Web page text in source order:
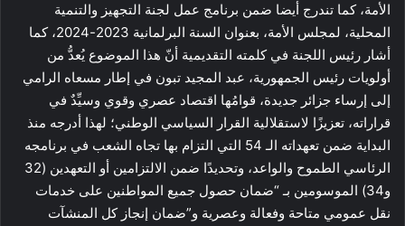
الأمة، كما تندرج أيضا ضمن برنامج عمل لجنة التجهيز والتنمية
المحلية، لمجلس الأمة، بعنوان السنة البرلمانية 2023-2024، كما
أشار رئيس اللجنة في كلمته التقديمية أنّ هذا الموضوع يُعدُّ من
أولويات رئيس الجمهورية، عبد المجيد تبون في إطار مسعاه الرامي
إلى إرساء جزائر جديدة، قوامُها اقتصاد عصري وقوي وسيِّدٌ في
قراراته، تعزيزًا لاستقلالية القرار السياسي الوطني؛ لهذا أدرجه منذ
البداية ضمن تعهداته الـ 54 التي التزام بها تجاه الشعب في برنامجه
الرئاسي الطموح والواعد، وتحديدًا ضمن الالتزامين أو التعهدين (32
و34) الموسومين بـ “ضمان حصول جميع المواطنين على خدمات
نقل عمومي متاحة وفعالة وعصرية و”ضمان إنجاز كل المنشآت